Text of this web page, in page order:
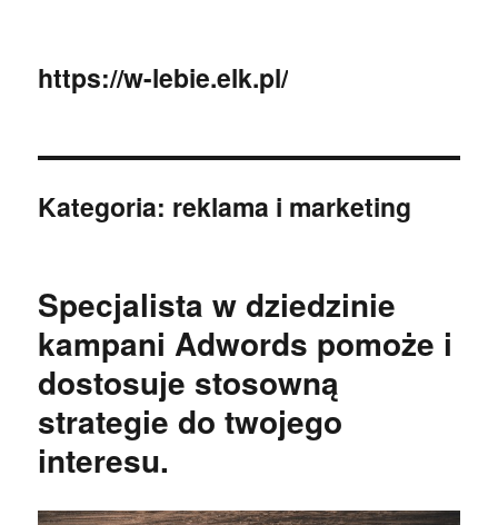
https://w-lebie.elk.pl/
Kategoria: reklama i marketing
Specjalista w dziedzinie
kampani Adwords pomoże i
dostosuje stosowną
strategie do twojego
interesu.